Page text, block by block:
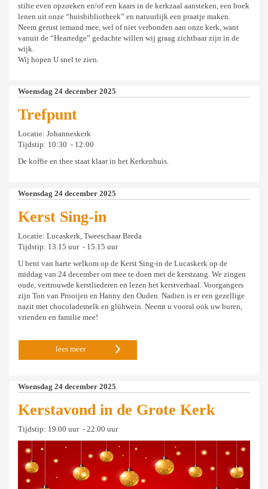
stilte even opzoeken en/of een kaars in de kerkzaal aansteken, een boek
lenen uit onze “huisbibliotheek” en natuurlijk een praatje maken.
Neem gerust iemand mee, wel of niet verbonden aan onze kerk, want
vanuit de “Heartedge” gedachte willen wij graag zichtbaar zijn in de
wijk.
Wij hopen U snel te zien.
Woensdag 24 december 2025
Trefpunt
Locatie: Johanneskerk
Tijdstip: 10:30 - 12:00
De koffie en thee staat klaar in het Kerkenhuis.
Woensdag 24 december 2025
Kerst Sing-in
Locatie: Lucaskerk, Tweeschaar Breda
Tijdstip: 13.15 uur - 15.15 uur
U bent van harte welkom op de Kerst Sing-in de Lucaskerk op de
middag van 24 december om mee te doen met de kerstzang. We zingen
oude, vertrouwde kerstliederen en lezen het kerstverhaal. Voorgangers
zijn Ton van Prooijen en Hanny den Ouden. Nadien is er een gezellige
nazit met chocolademelk en glühwein. Neemt u vooral ook uw buren,
vrienden en familie mee!
lees meer
Woensdag 24 december 2025
Kerstavond in de Grote Kerk
Tijdstip: 19.00 uur - 22.00 uur